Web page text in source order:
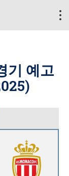
기 예고
)